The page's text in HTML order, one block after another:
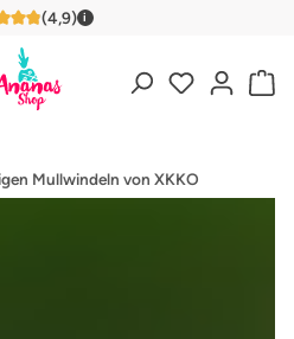
Mullwindeln von XKKO